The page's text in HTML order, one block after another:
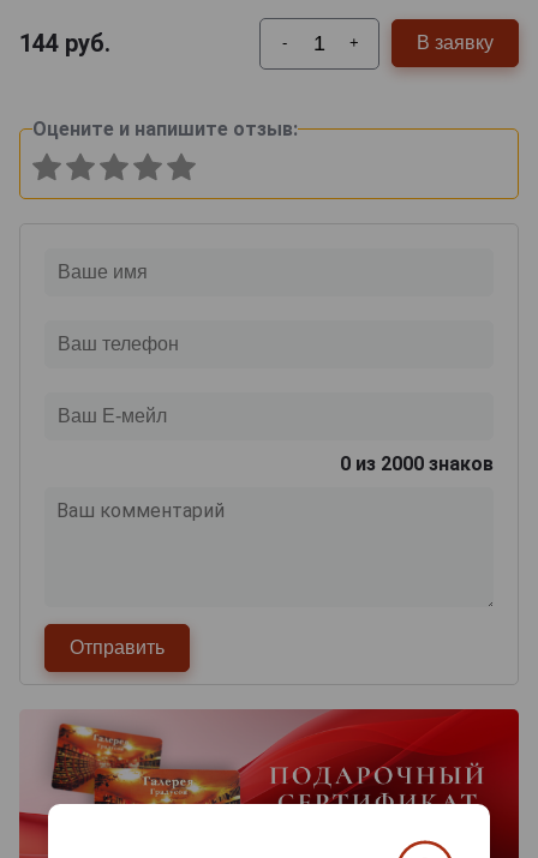
144 руб. - + В заявку
Оцените и напишите отзыв:
0 из 2000 знаков